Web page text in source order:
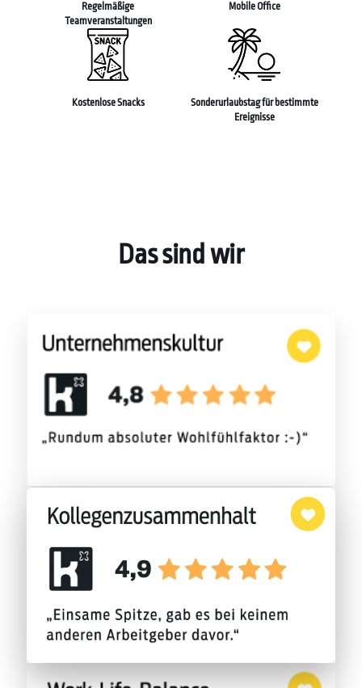
Regelmäßige
Teamveranstaltungen
Mobile Office
Kostenlose Snacks
Sonderurlaubstag für bestimmte
Ereignisse
Das sind wir